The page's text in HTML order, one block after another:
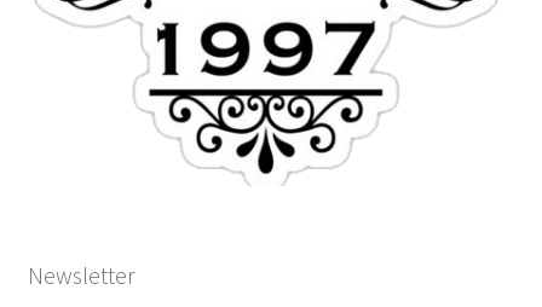
Newsletter